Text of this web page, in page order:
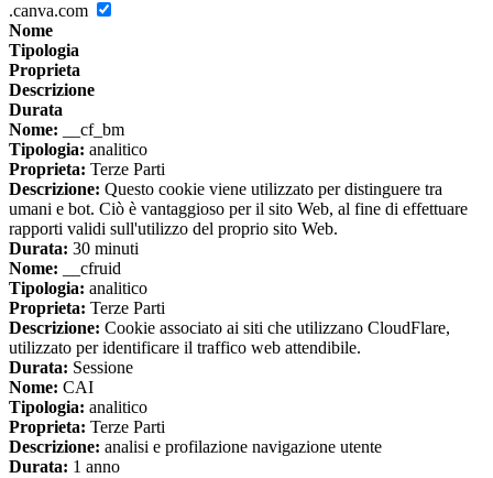
.canva.com
Nome
Tipologia
Proprieta
Descrizione
Durata
Nome: __cf_bm
Tipologia: analitico
Proprieta: Terze Parti
Descrizione: Questo cookie viene utilizzato per distinguere tra
umani e bot. Ciò è vantaggioso per il sito Web, al fine di effettuare
rapporti validi sull'utilizzo del proprio sito Web.
Durata: 30 minuti
Nome: __cfruid
Tipologia: analitico
Proprieta: Terze Parti
Descrizione: Cookie associato ai siti che utilizzano CloudFlare,
utilizzato per identificare il traffico web attendibile.
Durata: Sessione
Nome: CAI
Tipologia: analitico
Proprieta: Terze Parti
Descrizione: analisi e profilazione navigazione utente
Durata: 1 anno